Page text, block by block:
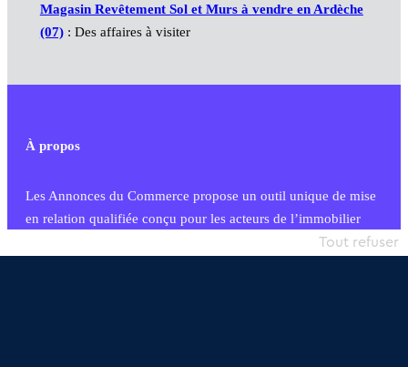
Magasin Revêtement Sol et Murs à vendre en Ardèche
(07): Des affaires à visiter
À propos
Les Annonces du Commerce propose un outil unique de mise
en relation qualifiée conçu pour les acteurs de l’immobilier
commercial et les collectivités territoriales, simple et intégrant
Tout refuser